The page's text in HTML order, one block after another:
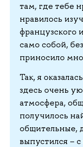
там, где тебе
нравилось
французского
само собой,
приносило
Так, я
здесь очень
атмосфера,
получилось
общительные,
выпустился –